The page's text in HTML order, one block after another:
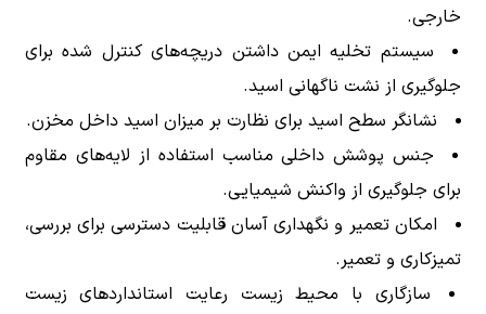
خارجی.
سیستم تخلیه ایمن داشتن دریچه‌های کنترل شده برای
جلوگیری از نشت ناگهانی اسید.
نشانگر سطح اسید برای نظارت بر میزان اسید داخل مخزن.
جنس پوشش داخلی مناسب استفاده از لایه‌های مقاوم
برای جلوگیری از واکنش شیمیایی.
امکان تعمیر و نگهداری آسان قابلیت دسترسی برای بررسی،
تمیزکاری و تعمیر.
سازگاری با محیط زیست رعایت استانداردهای زیست